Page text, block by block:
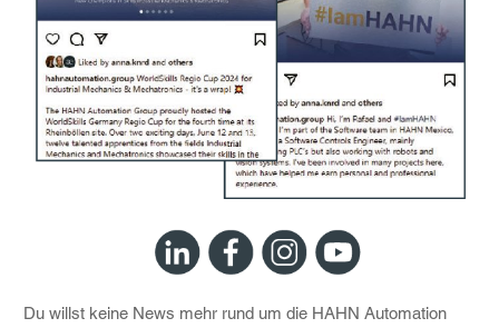
Du willst keine News mehr rund um die HAHN Automation